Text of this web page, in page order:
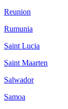
Reunion
Rumunia
Saint Lucia
Saint Maarten
Salwador
Samoa